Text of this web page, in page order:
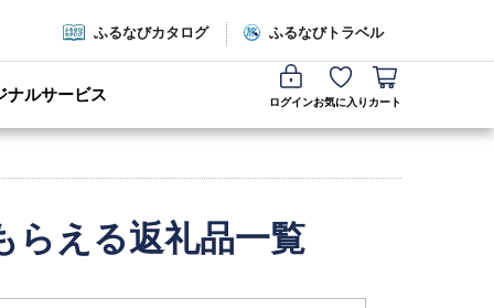
ふるなびカタログ ふるなびトラベル
ナルサービス ログインお気に入り カート
らえる返礼品一覧